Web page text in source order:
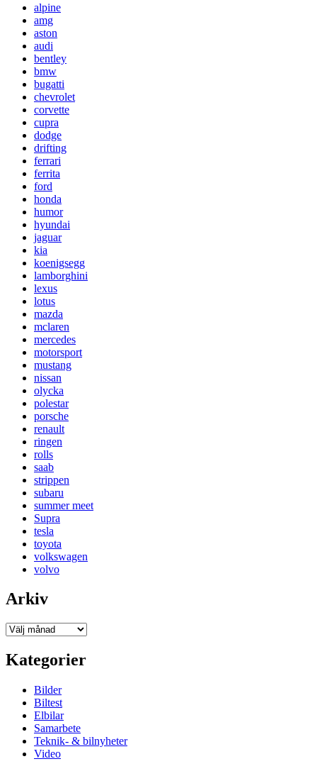
alpine
amg
aston
audi
bentley
bmw
bugatti
chevrolet
corvette
cupra
dodge
drifting
ferrari
ferrita
ford
honda
humor
hyundai
jaguar
kia
koenigsegg
lamborghini
lexus
lotus
mazda
mclaren
mercedes
motorsport
mustang
nissan
olycka
polestar
porsche
renault
ringen
rolls
saab
strippen
subaru
summer meet
Supra
tesla
toyota
volkswagen
volvo
Arkiv
Arkiv
Kategorier
Bilder
Biltest
Elbilar
Samarbete
Teknik- & bilnyheter
Video